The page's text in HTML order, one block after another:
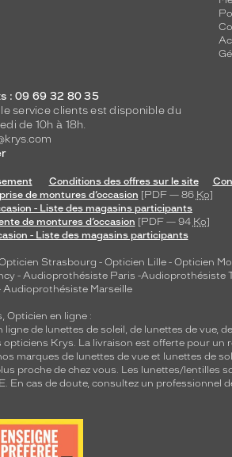
: 09 69 32 80 35
service clients est disponible du
de 10h à 18h.
Conditions des offres sur le site
de montures d’occasion [PDF — 86 Ko]
- Liste des magasins participants
de montures d’occasion [PDF — 94 Ko]
- Liste des magasins participants
Strasbourg - Opticien Lille - Opticien
- Audioprothésiste Paris -Audioprothésiste
Audioprothésiste Marseille
Opticien en ligne :
ligne de lunettes de soleil, de lunettes de vue, de
Krys. La livraison est offerte pour un
marques de lunettes de vue et lunettes de
proche de chez vous. Les lunettes/lentilles
En cas de doute, consultez un professionnel